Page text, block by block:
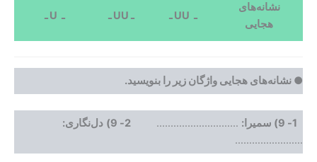
نشانه‌های
هجایی
ـ UU ـ ـ UUـ ـ U ـ
● نشانه‌های هجایی واژگان زیر را بنویسید.
1- 9 ) سمیرا: ………………………..
2- 9)
دل‌نگاری:
……………………